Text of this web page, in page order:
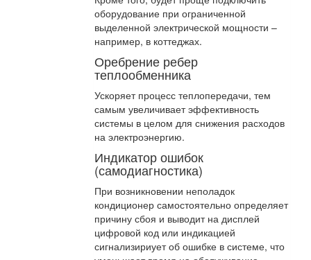
оборудование при ограниченной
выделенной электрической мощности –
например, в коттеджах.
Оребрение ребер
теплообменника
Ускоряет процесс теплопередачи, тем
самым увеличивает эффективность
системы в целом для снижения расходов
на электроэнергию.
Индикатор ошибок
(самодиагностика)
При возникновении неполадок
кондиционер самостоятельно определяет
причину сбоя и выводит на дисплей
цифровой код или индикацией
сигнализириует об ошибке в системе, что